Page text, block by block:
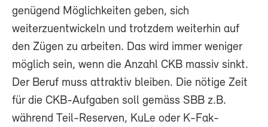
genügend Möglichkeiten geben, sich
weiterzuentwickeln und trotzdem weiterhin auf
den Zügen zu arbeiten. Das wird immer weniger
möglich sein, wenn die Anzahl CKB massiv sinkt.
Der Beruf muss attraktiv bleiben. Die nötige Zeit
für die CKB-Aufgaben soll gemäss SBB z.B.
während Teil-Reserven, KuLe oder K-Fak-